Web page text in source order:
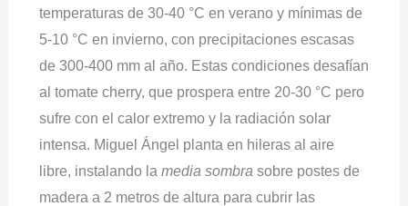
temperaturas de 30-40 °C en verano y mínimas de
5-10 °C en invierno, con precipitaciones escasas
de 300-400 mm al año. Estas condiciones desafían
al tomate cherry, que prospera entre 20-30 °C pero
sufre con el calor extremo y la radiación solar
intensa. Miguel Ángel planta en hileras al aire
libre, instalando la media sombra sobre postes de
madera a 2 metros de altura para cubrir las